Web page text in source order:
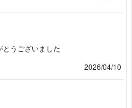
とうございました
2026/04/10